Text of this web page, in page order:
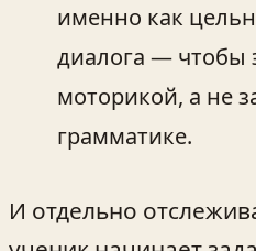
именно как
диалога — чтобы
моторикой, а не
грамматике.
И отдельно